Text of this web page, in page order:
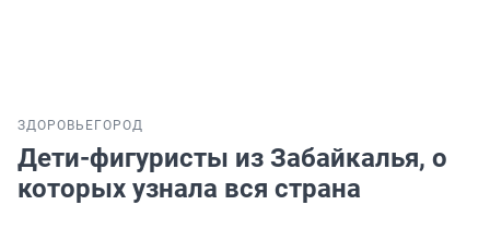
ЗДОРОВЬЕ ГОРОД
Дети-фигуристы из Забайкалья, о
которых узнала вся страна